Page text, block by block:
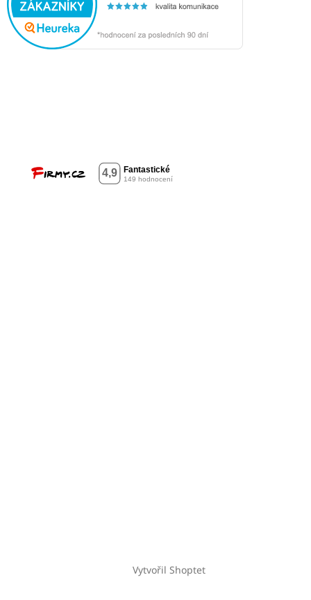
Vytvořil Shoptet